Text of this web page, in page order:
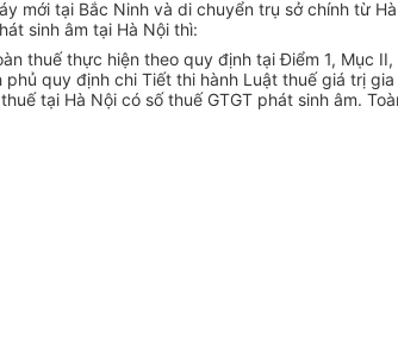
tại Bắc Ninh và di chuyển trụ sở chính từ
sinh âm tại Hà Nội thì:
thuế thực hiện theo quy định tại Điểm 1, Mục
quy định chi Tiết thi hành Luật thuế giá trị
tại Hà Nội có số thuế GTGT phát sinh âm.